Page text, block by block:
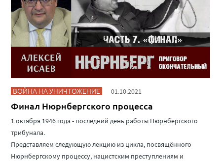
ВОЙНА НА УНИЧТОЖЕНИЕ 01.10.2021
Финал Нюрнбергского процесса
1 октября 1946 года - последний день работы Нюрнбергского
трибунала.
Представляем следующую лекцию из цикла, посвящённого
Нюрнбергскому процессу, нацистским преступлениям и